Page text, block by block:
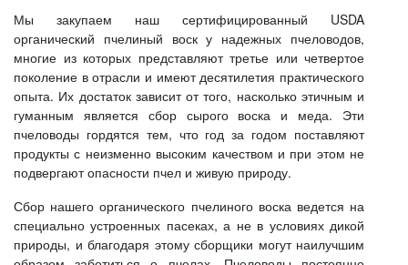
Мы закупаем наш сертифицированный USDA
органический пчелиный воск у надежных пчеловодов,
многие из которых представляют третье или четвертое
поколение в отрасли и имеют десятилетия практического
опыта. Их достаток зависит от того, насколько этичным и
гуманным является сбор сырого воска и меда. Эти
пчеловоды гордятся тем, что год за годом поставляют
продукты с неизменно высоким качеством и при этом не
подвергают опасности пчел и живую природу.
Сбор нашего органического пчелиного воска ведется на
специально устроенных пасеках, а не в условиях дикой
природы, и благодаря этому сборщики могут наилучшим